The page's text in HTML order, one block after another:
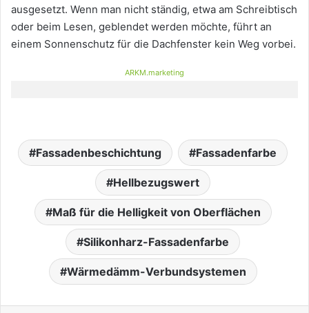
ausgesetzt. Wenn man nicht ständig, etwa am Schreibtisch
oder beim Lesen, geblendet werden möchte, führt an
einem Sonnenschutz für die Dachfenster kein Weg vorbei.
ARKM.marketing
Fassadenbeschichtung Fassadenfarbe
Hellbezugswert
Maß für die Helligkeit von Oberflächen
Silikonharz-Fassadenfarbe
Wärmedämm-Verbundsystemen